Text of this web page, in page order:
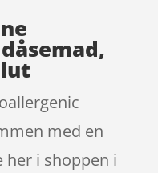
med en
her i shoppen i